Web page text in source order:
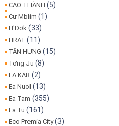
CAO THÀNH (5)
Cư Mblim (1)
H'Dơk (33)
HRAT (11)
TÂN HƯNG (15)
Tơng Ju (8)
EA KAR (2)
Ea Nuol (13)
Ea Tam (355)
Ea Tu (161)
Eco Premia City(3)